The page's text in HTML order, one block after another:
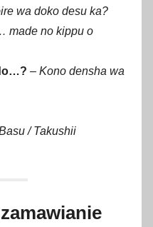
wa doko desu ka?
made no kippu o
– Kono densha wa
/ Takushii